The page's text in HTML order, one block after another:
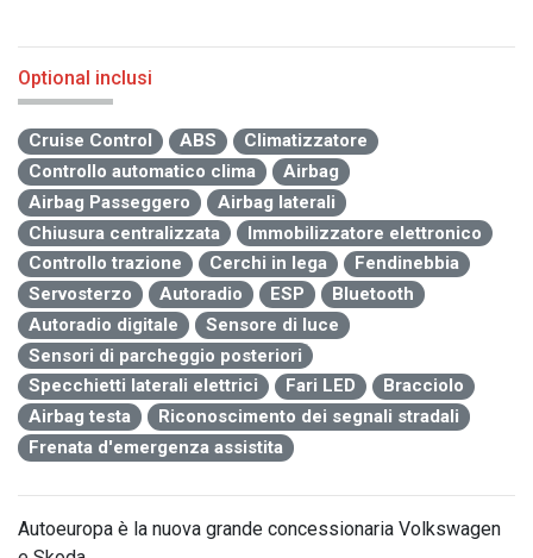
Optional inclusi
Cruise Control ABS
Climatizzatore
Controllo automatico clima
Airbag
Airbag Passeggero
Airbag laterali
Chiusura centralizzata
Immobilizzatore elettronico
Controllo trazione
Cerchi in lega
Fendinebbia
Servosterzo
Autoradio ESP
Bluetooth
Autoradio digitale
Sensore di luce
Sensori di parcheggio posteriori
Specchietti laterali elettrici
Fari LED
Bracciolo
Airbag testa
Riconoscimento dei segnali stradali
Frenata d'emergenza assistita
Autoeuropa è la nuova grande concessionaria Volkswagen